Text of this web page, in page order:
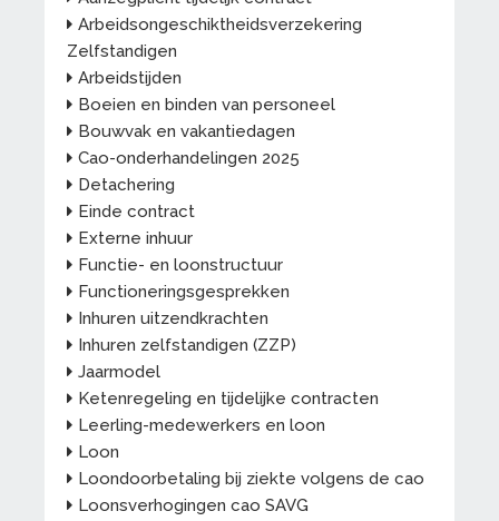
Arbeidsongeschiktheidsverzekering
Zelfstandigen
Arbeidstijden
Boeien en binden van personeel
Bouwvak en vakantiedagen
Cao-onderhandelingen 2025
Detachering
Einde contract
Externe inhuur
Functie- en loonstructuur
Functioneringsgesprekken
Inhuren uitzendkrachten
Inhuren zelfstandigen (ZZP)
Jaarmodel
Ketenregeling en tijdelijke contracten
Leerling-medewerkers en loon
Loon
Loondoorbetaling bij ziekte volgens de cao
Loonsverhogingen cao SAVG